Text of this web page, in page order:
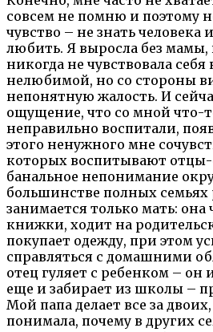
совсем не помню и поэтому
чувство – не знать человека
любить. Я выросла без мамы,
никогда не чувствовала
нелюбимой, но со стороны
непонятную жалость. И
ощущение, что со мной что-
неправильно воспитали,
этого ненужного мне
которых воспитывают
банальное непонимание
большинстве полных семьях
занимается только мать: она
книжки, ходит на
покупает одежду, при этом
справляться с домашними
отец гуляет с ребенком – он
еще и забирает из школы –
Мой папа делает все за
понимала, почему в других